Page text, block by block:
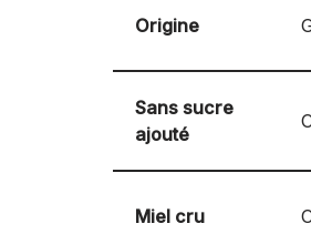
Origine
Sans sucre
ajouté
Miel cru